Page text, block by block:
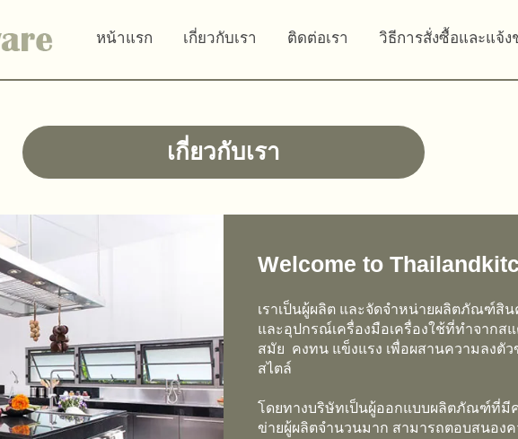
หน้าแรก เกี่ยวกับเรา ติดต่อเรา วิธีการสั่งซื้อและแจ้ง
เกี่ยวกับเรา
Welcome to
เราเป็นผู้ผลิต และจัดจำหน่ายผลิตภัณฑ์สิน
และอุปกรณ์เครื่องมือเครื่องใช้ที่ทำจากส
สมัย คงทน แข็งแรง เพื่อผสานความลงตั
สไตล์
โดยทางบริษัทเป็นผู้ออกแบบผลิตภัณฑ์ที่มี
ข่ายผู้ผลิตจำนวนมาก สามารถตอบสนอง